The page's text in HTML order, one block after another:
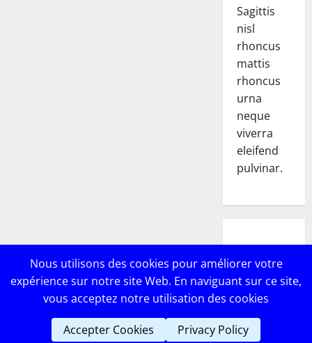
Sagittis
nisl
rhoncus
mattis
rhoncus
urna
neque
viverra
eleifend
pulvinar.
POSTS
Copyright © Lebricomag| MoreNews par AF themes
Nous utilisons des cookies pour améliorer votre
expérience sur notre site Web. En naviguant sur ce site,
vous acceptez notre utilisation des cookies
Accepter Cookies Privacy Policy